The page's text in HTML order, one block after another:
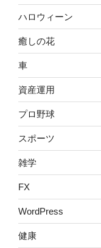
ハロウィーン
癒しの花
車
資産運用
プロ野球
スポーツ
雑学
FX
WordPress
健康